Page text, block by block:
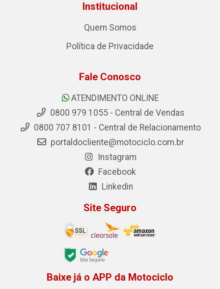
Institucional
Quem Somos
Política de Privacidade
Fale Conosco
ATENDIMENTO ONLINE
0800 979 1055 - Central de Vendas
0800 707 8101 - Central de Relacionamento
portaldocliente@motociclo.com.br
Instagram
Facebook
Linkedin
Site Seguro
Baixe já o APP da Motociclo